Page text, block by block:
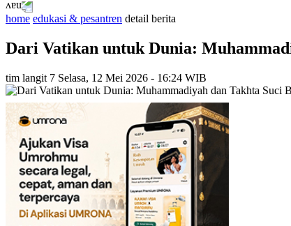
home edukasi & pesantren detail berita
Dari Vatikan untuk Dunia:
tim langit 7 Selasa, 12 Mei 2026 - 16:24 WIB